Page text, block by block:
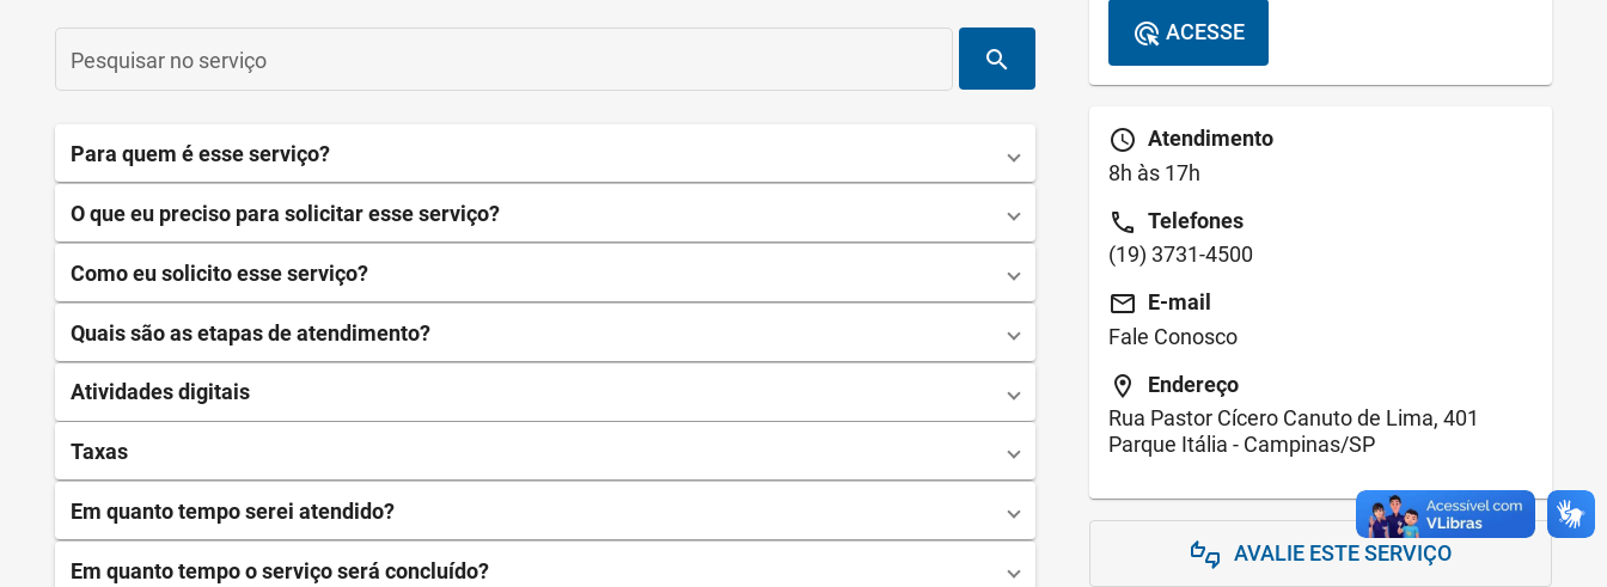
thumbs_up_downAVALIE ESTE SERVIÇO
ads_click ACESSE
schedule Atendimento
8h às 17h
call Telefones
(19) 3731-4500
email E-mail
Fale Conosco
location_on
Endereço
Rua Pastor Cícero Canuto de Lima, 401
Parque Itália - Campinas/SP
Pesquisar no serviço search
Para quem é esse serviço?
O que eu preciso para solicitar esse serviço?
Como eu solicito esse serviço?
Quais são as etapas de atendimento?
Atividades digitais
Taxas
Em quanto tempo serei atendido?
Em quanto tempo o serviço será concluído?